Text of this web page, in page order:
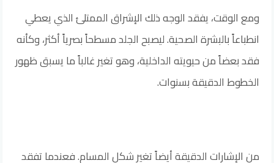
ومع الوقت، يفقد الوجه ذلك الإشراق الممتلئ الذي يعطي
انطباعاً بالبشرة الصحية. ليصبح الجلد مسطحاً بصرياً أكثر، وكأنه
فقد بعضاً من حيويته الداخلية، وهو تغير غالباً ما يسبق ظهور
الخطوط الدقيقة بسنوات.
من الإشارات الدقيقة أيضاً تغير شكل المسام. فعندما تفقد